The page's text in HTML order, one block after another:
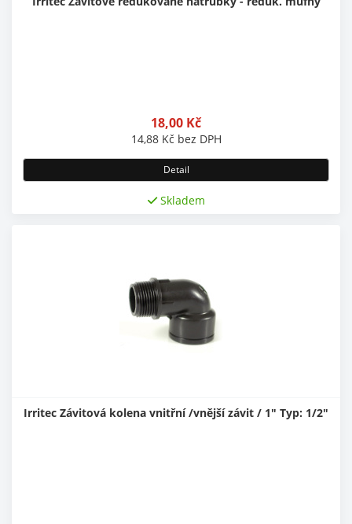
18,00 Kč
14,88 Kč bez DPH
Detail
Skladem
Irritec Závitová kolena vnitřní /vnější závit / 1" Typ: 1/2"